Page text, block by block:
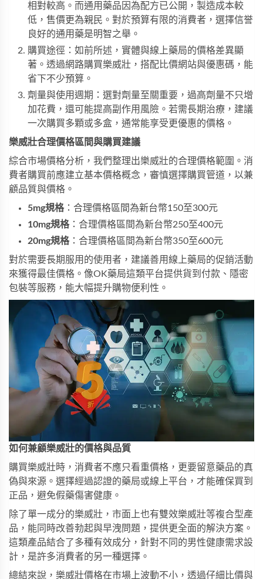
相對較高。而通用藥品因為配方已公開，製造成本較
低，售價更為親民。對於預算有限的消費者，選擇信誉
良好的通用藥是明智之舉。
購買途徑：如前所述，實體與線上藥局的價格差異顯
著。透過網路購買樂威壯，搭配比價網站與優惠碼，能
省下不少預算。
劑量與使用週期：選對劑量至關重要，過高劑量不只增
加花費，還可能提高副作用風險。若需長期治療，建議
一次購買多顆或多盒，通常能享受更優惠的價格。
樂威壯合理價格區間與購買建議
綜合市場價格分析，我們整理出樂威壯的合理價格範圍。消
費者購買前應建立基本價格概念，審慎選擇購買管道，以兼
顧品質與價格。
5mg規格：合理價格區間為新台幣150至300元
10mg規格：合理價格區間為新台幣250至400元
20mg規格：合理價格區間為新台幣350至600元
對於需要長期服用的使用者，建議善用線上藥局的促銷活動
來獲得最佳價格。像OK藥局這類平台提供貨到付款、隱密
包裝等服務，能大幅提升購物便利性。
如何兼顧樂威壯的價格與品質
購買樂威壯時，消費者不應只看重價格，更要留意藥品的真
偽與來源。選擇經過認證的藥局或線上平台，才能確保買到
正品，避免假藥傷害健康。
除了單一成分的樂威壯，市面上也有雙效樂威壯等複合型產
品，能同時改善勃起與早洩問題，提供更全面的解決方案。
這類產品結合了多種有效成分，針對不同的男性健康需求設
計，是許多消費者的另一種選擇。
總結來說，樂威壯價格在市場上波動不小，透過仔細比價與